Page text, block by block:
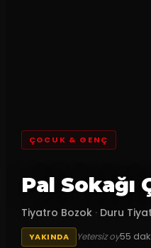
ÇOCUK & GENÇ
Pal Sokağı
Tiyatro Bozok · Duru
YAKINDA Yetersiz oy55